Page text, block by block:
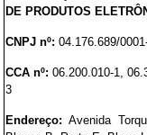
DE PRODUTOS
CNPJ nº:04.176.689/
CCA nº:06.200.010-1,
3
Endereço:Avenida